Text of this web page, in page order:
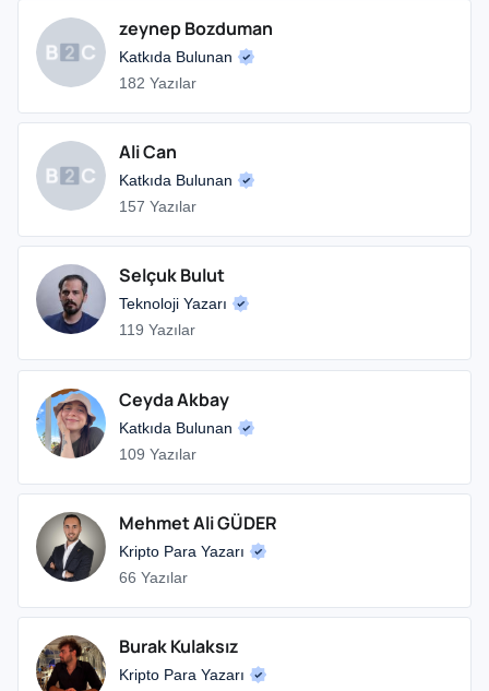
zeynep Bozduman
Katkıda Bulunan
182 Yazılar
Ali Can
Katkıda Bulunan
157 Yazılar
Selçuk Bulut
Teknoloji Yazarı
119 Yazılar
Ceyda Akbay
Katkıda Bulunan
109 Yazılar
Mehmet Ali GÜDER
Kripto Para Yazarı
66 Yazılar
Burak Kulaksız
Kripto Para Yazarı